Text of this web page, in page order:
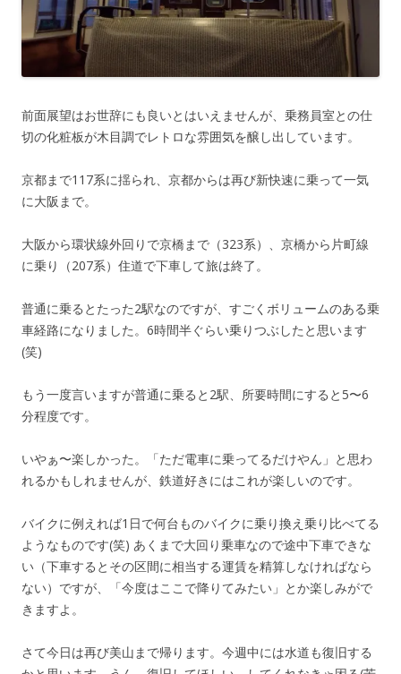
前面展望はお世辞にも良いとはいえませんが、乗務員室との仕
切の化粧板が木目調でレトロな雰囲気を醸し出しています。
京都まで117系に揺られ、京都からは再び新快速に乗って一気
に大阪まで。
大阪から環状線外回りで京橋まで（323系）、京橋から片町線
に乗り（207系）住道で下車して旅は終了。
普通に乗るとたった2駅なのですが、すごくボリュームのある乗
車経路になりました。6時間半ぐらい乗りつぶしたと思います
(笑)
もう一度言いますが普通に乗ると2駅、所要時間にすると5〜6
分程度です。
いやぁ〜楽しかった。「ただ電車に乗ってるだけやん」と思わ
れるかもしれませんが、鉄道好きにはこれが楽しいのです。
バイクに例えれば1日で何台ものバイクに乗り換え乗り比べてる
ようなものです(笑) あくまで大回り乗車なので途中下車できな
い（下車するとその区間に相当する運賃を精算しなければなら
ない）ですが、「今度はここで降りてみたい」とか楽しみがで
きますよ。
さて今日は再び美山まで帰ります。今週中には水道も復旧する